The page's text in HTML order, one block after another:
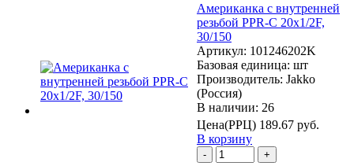
Американка с внутренней
резьбой PPR-C 20х1/2F,
30/150
Артикул: 101246202K
Базовая единица: шт
Производитель: Jakko
(Россия)
В наличии: 26
Цена(РРЦ) 189.67 руб.
В корзину
- +